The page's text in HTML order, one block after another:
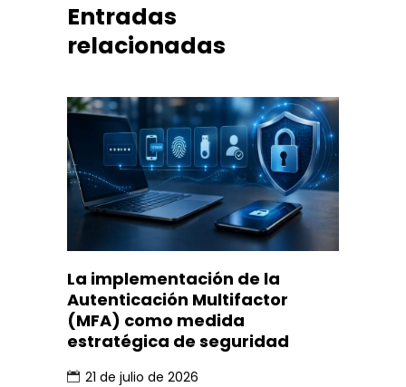
Entradas
relacionadas
La implementación de la
Autenticación Multifactor
(MFA) como medida
estratégica de seguridad
21 de julio de 2026